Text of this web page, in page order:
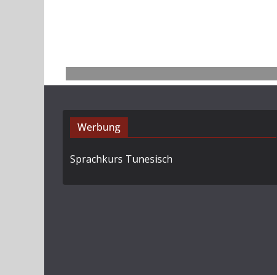
Werbung
Sprachkurs Tunesisch